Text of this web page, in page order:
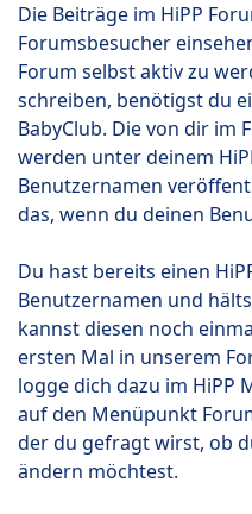
Die Beiträge im HiPP
Forumsbesucher
Forum selbst aktiv zu
schreiben, benötigst du
BabyClub. Die von dir im
werden unter deinem
Benutzernamen
das, wenn du deinen
Du hast bereits einen
Benutzernamen und
kannst diesen noch
ersten Mal in unserem
logge dich dazu im HiPP
auf den Menüpunkt
der du gefragt wirst, ob
ändern möchtest.